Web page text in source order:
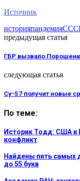
Источник
историяпандемия
предыдущая статья
ГБР вызвало
следующая статья
Су-57 получит новые
По теме:
Историк Тодд: США и
конфликт
Найдены пять самых
до 55 букв